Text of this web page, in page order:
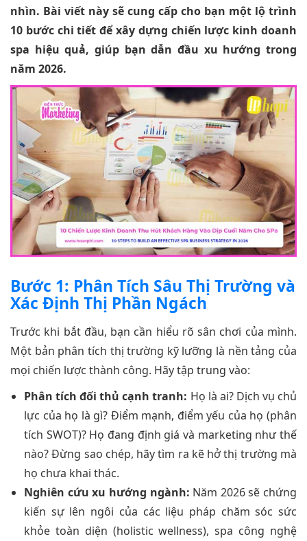
nhìn. Bài viết này sẽ cung cấp cho bạn một lộ trình
10 bước chi tiết để xây dựng chiến lược kinh doanh
spa hiệu quả, giúp bạn dẫn đầu xu hướng trong
năm 2026.
Bước 1: Phân Tích Sâu Thị Trường và
Xác Định Thị Phần Ngách
Trước khi bắt đầu, bạn cần hiểu rõ sân chơi của mình.
Một bản phân tích thị trường kỹ lưỡng là nền tảng của
mọi chiến lược thành công. Hãy tập trung vào:
Phân tích đối thủ cạnh tranh: Họ là ai? Dịch vụ chủ
lực của họ là gì? Điểm mạnh, điểm yếu của họ (phân
tích SWOT)? Họ đang định giá và marketing như thế
nào? Đừng sao chép, hãy tìm ra kẽ hở thị trường mà
họ chưa khai thác.
Nghiên cứu xu hướng ngành: Năm 2026 sẽ chứng
kiến sự lên ngôi của các liệu pháp chăm sóc sức
khỏe toàn diện (holistic wellness), spa công nghệ